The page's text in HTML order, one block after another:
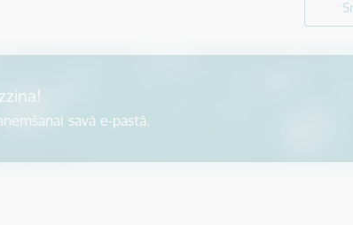
savā e-pastā.